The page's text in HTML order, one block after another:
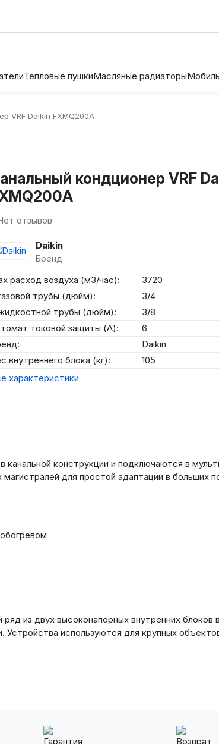
Тепловые пушкиМасляные радиаторы
VRF Daikin FXMQ200A
кондционер VRF
отзывов
Daikin
Бренд
расход воздуха (м3/час):
3720
трубы (дюйм):
3/4
трубы (дюйм):
3/8
токовой защиты (А):
6
Daikin
внутреннего блока (кг):
105
характеристики
канальной конструкции и подключаются в
для простой адаптации в больших
из двух высоконапорных внутренних
используются для крупных